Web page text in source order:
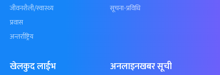
जीवनशैली/स्वास्थ्य
प्रवास
अन्तर्राष्ट्रिय
सूचना-प्रविधि
खेलकुद लाईभ अनलाइनखबर सूची